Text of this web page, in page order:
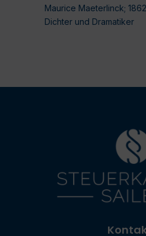
Maurice Maeterlinck;
Dichter und Dramatiker